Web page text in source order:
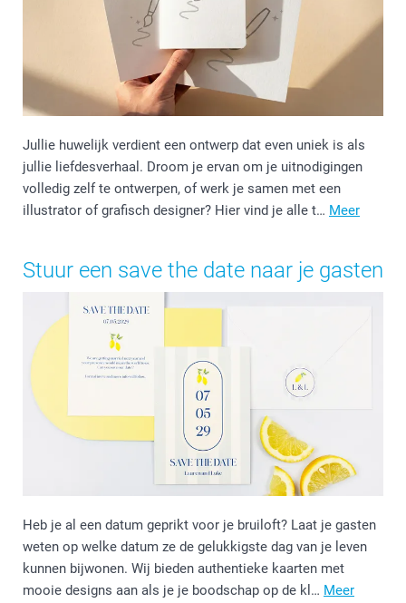
Jullie huwelijk verdient een ontwerp dat even uniek is als
jullie liefdesverhaal. Droom je ervan om je uitnodigingen
volledig zelf te ontwerpen, of werk je samen met een
illustrator of grafisch designer? Hier vind je alle t… Meer
Stuur een save the date naar je gasten
Heb je al een datum geprikt voor je bruiloft? Laat je gasten
weten op welke datum ze de gelukkigste dag van je leven
kunnen bijwonen. Wij bieden authentieke kaarten met
mooie designs aan als je je boodschap op de kl… Meer